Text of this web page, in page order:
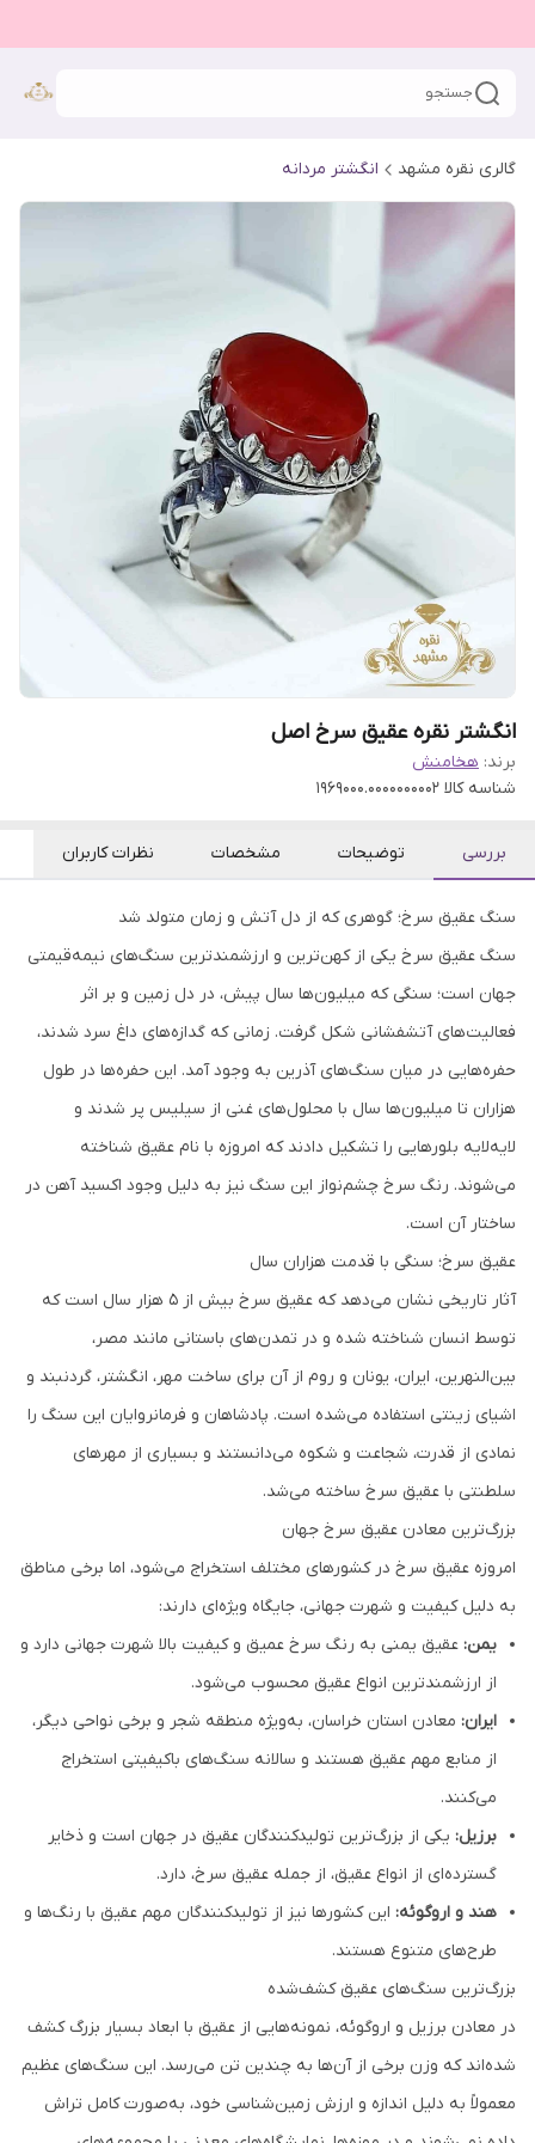
جستجو
گالری نقره مشهد انگشتر مردانه
انگشتر نقره عقیق سرخ اصل
برند: هخامنش
شناسه کالا 1969000.0000000002
بررسی توضیحات مشخصات نظرات کاربران
سنگ عقیق سرخ؛ گوهری که از دل آتش و زمان متولد شد
سنگ عقیق سرخ یکی از کهن‌ترین و ارزشمندترین سنگ‌های نیمه‌قیمتی
جهان است؛ سنگی که میلیون‌ها سال پیش، در دل زمین و بر اثر
فعالیت‌های آتشفشانی شکل گرفت. زمانی که گدازه‌های داغ سرد شدند،
حفره‌هایی در میان سنگ‌های آذرین به وجود آمد. این حفره‌ها در طول
هزاران تا میلیون‌ها سال با محلول‌های غنی از سیلیس پر شدند و
لایه‌لایه بلورهایی را تشکیل دادند که امروزه با نام عقیق شناخته
می‌شوند. رنگ سرخ چشم‌نواز این سنگ نیز به دلیل وجود اکسید آهن در
ساختار آن است.
عقیق سرخ؛ سنگی با قدمت هزاران سال
آثار تاریخی نشان می‌دهد که عقیق سرخ بیش از ۵ هزار سال است که
توسط انسان شناخته شده و در تمدن‌های باستانی مانند مصر،
بین‌النهرین، ایران، یونان و روم از آن برای ساخت مهر، انگشتر، گردنبند و
اشیای زینتی استفاده می‌شده است. پادشاهان و فرمانروایان این سنگ را
نمادی از قدرت، شجاعت و شکوه می‌دانستند و بسیاری از مهرهای
سلطنتی با عقیق سرخ ساخته می‌شد.
بزرگ‌ترین معادن عقیق سرخ جهان
امروزه عقیق سرخ در کشورهای مختلف استخراج می‌شود، اما برخی مناطق
به دلیل کیفیت و شهرت جهانی، جایگاه ویژه‌ای دارند:
یمن: عقیق یمنی به رنگ سرخ عمیق و کیفیت بالا شهرت جهانی دارد و
از ارزشمندترین انواع عقیق محسوب می‌شود.
ایران: معادن استان خراسان، به‌ویژه منطقه شجر و برخی نواحی دیگر،
از منابع مهم عقیق هستند و سالانه سنگ‌های باکیفیتی استخراج
می‌کنند.
برزیل: یکی از بزرگ‌ترین تولیدکنندگان عقیق در جهان است و ذخایر
گسترده‌ای از انواع عقیق، از جمله عقیق سرخ، دارد.
هند و اروگوئه: این کشورها نیز از تولیدکنندگان مهم عقیق با رنگ‌ها و
طرح‌های متنوع هستند.
بزرگ‌ترین سنگ‌های عقیق کشف‌شده
در معادن برزیل و اروگوئه، نمونه‌هایی از عقیق با ابعاد بسیار بزرگ کشف
شده‌اند که وزن برخی از آن‌ها به چندین تن می‌رسد. این سنگ‌های عظیم
معمولاً به دلیل اندازه و ارزش زمین‌شناسی خود، به‌صورت کامل تراش